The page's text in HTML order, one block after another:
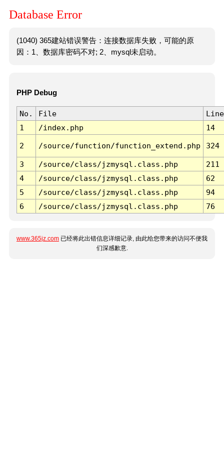
Database Error
(1040) 365建站错误警告：连接数据库失败，可能的原
因：1、数据库密码不对; 2、mysql未启动。
PHP Debug
No. File
Line
1
/index.php 14
2 /source/function/function_extend.php 324
3 /source/class/jzmysql.class.php
211
4
/source/class/jzmysql.class.php
62
5
/source/class/jzmysql.class.php
94
6
/source/class/jzmysql.class.php 76
www.365jz.com 已经将此出错信息详细记录, 由此给您带来的访问不便我
们深感歉意.